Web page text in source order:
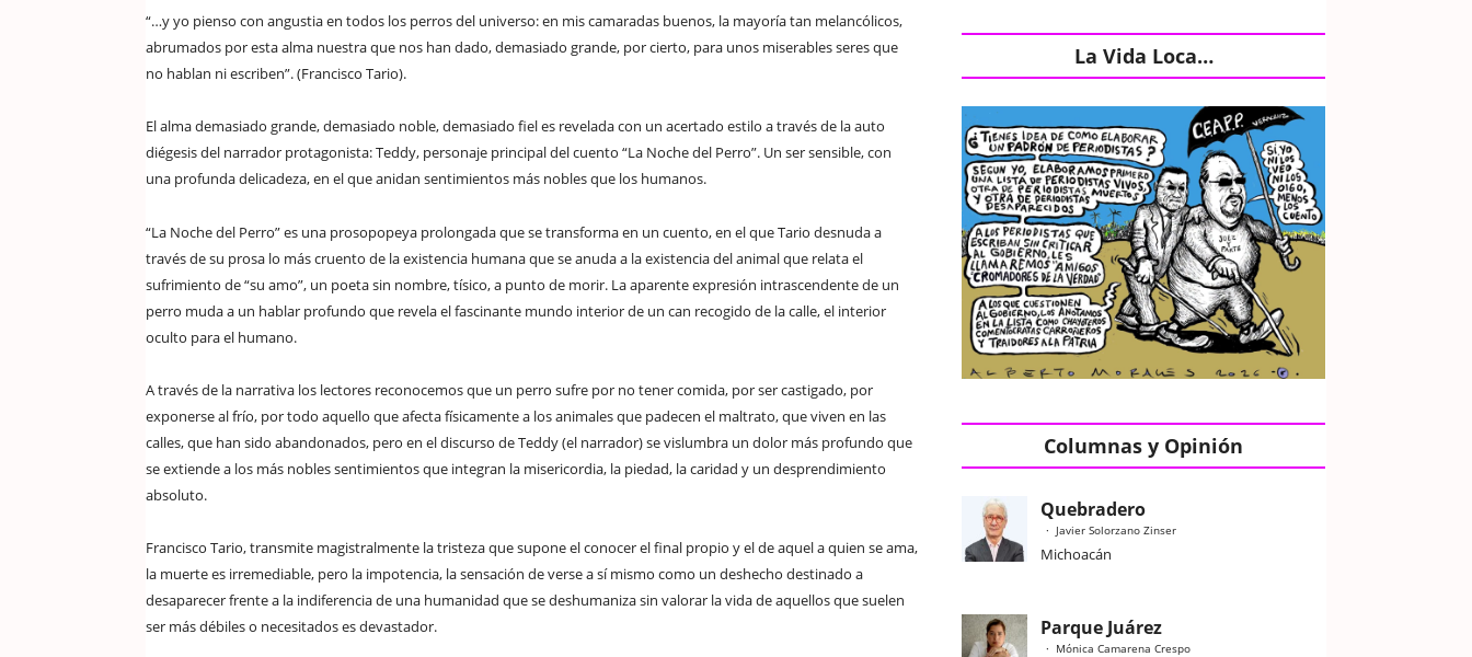
“…y yo pienso con angustia en todos los perros del universo: en mis camaradas buenos, la mayoría tan melancólicos,
abrumados por esta alma nuestra que nos han dado, demasiado grande, por cierto, para unos miserables seres que
no hablan ni escriben”. (Francisco Tario).
El alma demasiado grande, demasiado noble, demasiado fiel es revelada con un acertado estilo a través de la auto
diégesis del narrador protagonista: Teddy, personaje principal del cuento “La Noche del Perro”. Un ser sensible, con
una profunda delicadeza, en el que anidan sentimientos más nobles que los humanos.
“La Noche del Perro” es una prosopopeya prolongada que se transforma en un cuento, en el que Tario desnuda a
través de su prosa lo más cruento de la existencia humana que se anuda a la existencia del animal que relata el
sufrimiento de “su amo”, un poeta sin nombre, tísico, a punto de morir. La aparente expresión intrascendente de un
perro muda a un hablar profundo que revela el fascinante mundo interior de un can recogido de la calle, el interior
oculto para el humano.
A través de la narrativa los lectores reconocemos que un perro sufre por no tener comida, por ser castigado, por
exponerse al frío, por todo aquello que afecta físicamente a los animales que padecen el maltrato, que viven en las
calles, que han sido abandonados, pero en el discurso de Teddy (el narrador) se vislumbra un dolor más profundo que
se extiende a los más nobles sentimientos que integran la misericordia, la piedad, la caridad y un desprendimiento
absoluto.
Francisco Tario, transmite magistralmente la tristeza que supone el conocer el final propio y el de aquel a quien se ama,
la muerte es irremediable, pero la impotencia, la sensación de verse a sí mismo como un deshecho destinado a
desaparecer frente a la indiferencia de una humanidad que se deshumaniza sin valorar la vida de aquellos que suelen
ser más débiles o necesitados es devastador.
La Vida Loca…
Columnas y Opinión
Quebradero
Javier Solorzano Zinser
Michoacán
Parque Juárez
Mónica Camarena Crespo